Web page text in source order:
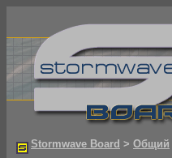
Stormwave Board > Общий